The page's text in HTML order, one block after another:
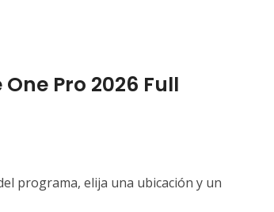
Pro 2026 Full
programa, elija una ubicación y un